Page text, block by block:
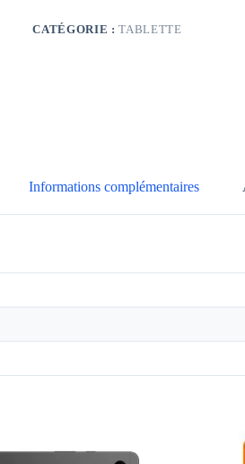
/
10.1"
CATÉGORIE :TABLETTE
Informations complémentaires